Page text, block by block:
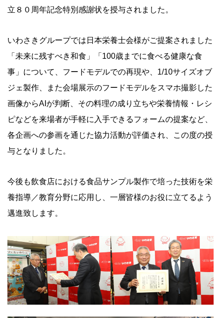
立８０周年記念特別感謝状を授与されました。
いわさきグループでは日本栄養士会様がご提案されました
「未来に残すべき和食」「100歳までに食べる健康な食
事」について、フードモデルでの再現や、1/10サイズオブ
ジェ製作、また会場展示のフードモデルをスマホ撮影した
画像からAIが判断、その料理の成り立ちや栄養情報・レシ
ピなどを来場者が手軽に入手できるフォームの提案など、
各企画への参画を通じた協力活動が評価され、この度の授
与となりました。
今後も飲食店における食品サンプル製作で培った技術を栄
養指導／教育分野に応用し、一層皆様のお役に立てるよう
邁進致します。